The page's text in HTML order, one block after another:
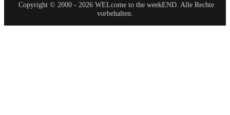
Copyright © 2000 - 2026 WELcome to the weekEND. Alle Rechte
vorbehalten.